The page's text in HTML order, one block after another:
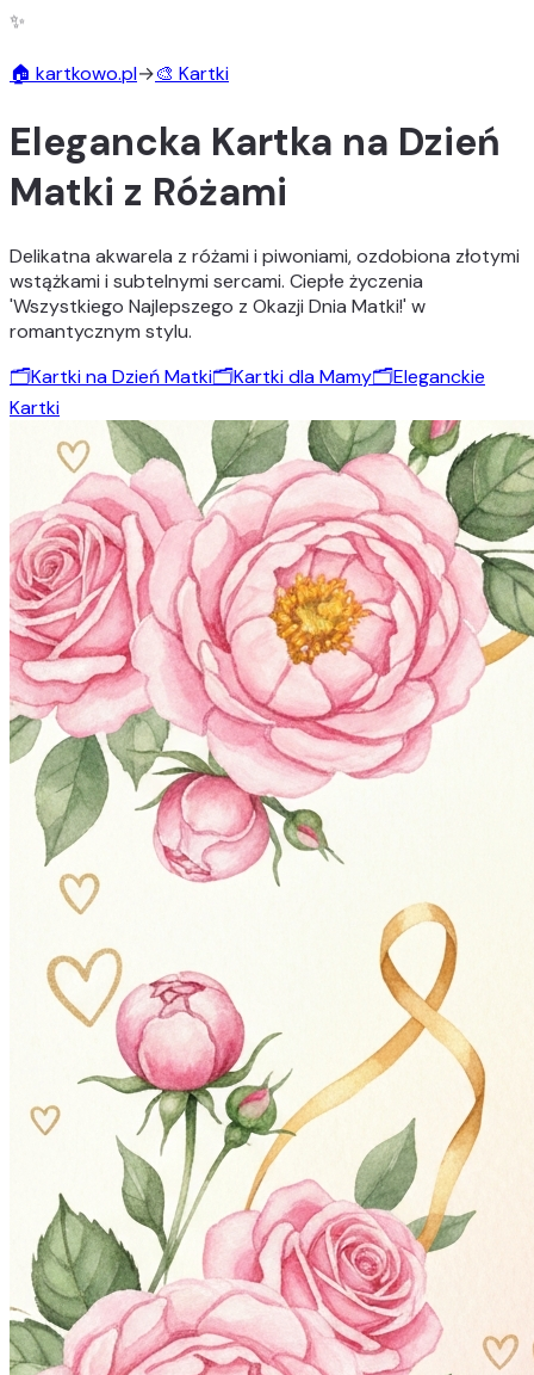
✨
🏠 kartkowo.pl→🎨 Kartki
Elegancka Kartka na Dzień
Matki z Różami
Delikatna akwarela z różami i piwoniami, ozdobiona złotymi
wstążkami i subtelnymi sercami. Ciepłe życzenia
'Wszystkiego Najlepszego z Okazji Dnia Matki!' w
romantycznym stylu.
🗂️Kartki na Dzień Matki🗂️Kartki dla Mamy🗂️Eleganckie
Kartki